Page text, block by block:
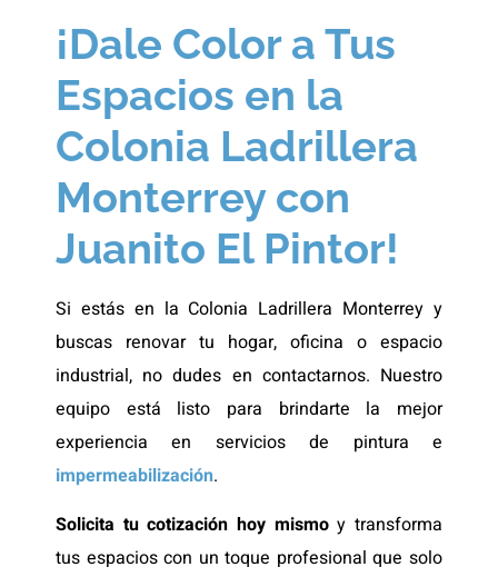
¡Dale Color a Tus
Espacios en la
Colonia Ladrillera
Monterrey con
Juanito El Pintor!
Si estás en la Colonia Ladrillera Monterrey y
buscas renovar tu hogar, oficina o espacio
industrial, no dudes en contactarnos. Nuestro
equipo está listo para brindarte la mejor
experiencia en servicios de pintura e
impermeabilización.
Solicita tu cotización hoy mismoy transforma
tus espacios con un toque profesional que solo